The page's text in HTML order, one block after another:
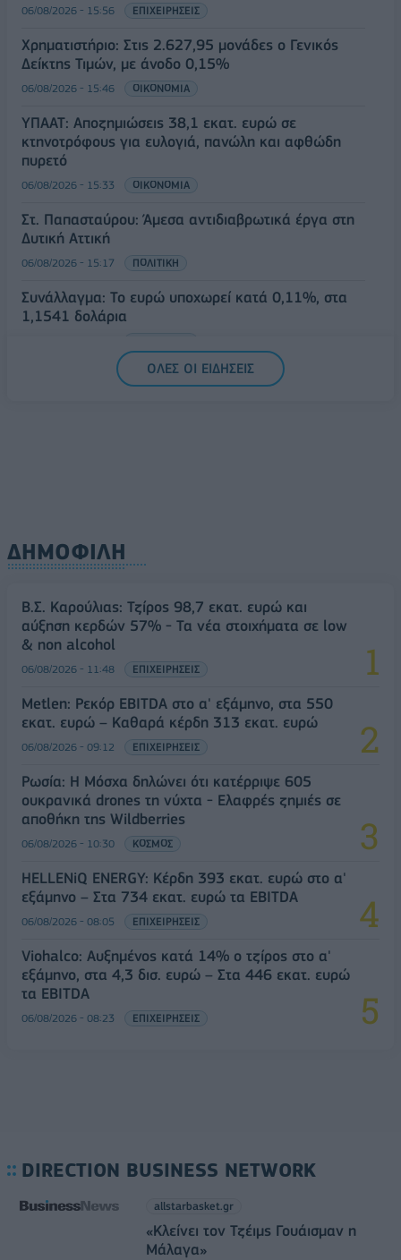
06/08/2026 - 15:56 ΕΠΙΧΕΙΡΗΣΕΙΣ
Χρηματιστήριο: Στις 2.627,95 μονάδες ο Γενικός
Δείκτης Τιμών, με άνοδο 0,15%
06/08/2026 - 15:46 ΟΙΚΟΝΟΜΙΑ
ΥΠΑΑΤ: Αποζημιώσεις 38,1 εκατ. ευρώ σε
κτηνοτρόφους για ευλογιά, πανώλη και αφθώδη
πυρετό
06/08/2026 - 15:33 ΟΙΚΟΝΟΜΙΑ
Στ. Παπασταύρου: Άμεσα αντιδιαβρωτικά έργα στη
Δυτική Αττική
06/08/2026 - 15:17 ΠΟΛΙΤΙΚΗ
Συνάλλαγμα: Το ευρώ υποχωρεί κατά 0,11%, στα
1,1541 δολάρια
ΟΛΕΣ ΟΙ ΕΙΔΗΣΕΙΣ
ΔΗΜΟΦΙΛΗ
Β.Σ. Καρούλιας: Τζίρος 98,7 εκατ. ευρώ και
αύξηση κερδών 57% - Τα νέα στοιχήματα σε low
& non alcohol
06/08/2026 - 11:48 ΕΠΙΧΕΙΡΗΣΕΙΣ
Metlen: Ρεκόρ EBITDA στο α' εξάμηνο, στα 550
εκατ. ευρώ – Καθαρά κέρδη 313 εκατ. ευρώ
06/08/2026 - 09:12 ΕΠΙΧΕΙΡΗΣΕΙΣ
Ρωσία: Η Μόσχα δηλώνει ότι κατέρριψε 605
ουκρανικά drones τη νύχτα - Ελαφρές ζημιές σε
αποθήκη της Wildberries
06/08/2026 - 10:30 ΚΟΣΜΟΣ
HELLENiQ ENERGY: Κέρδη 393 εκατ. ευρώ στο α'
εξάμηνο – Στα 734 εκατ. ευρώ τα EBITDA
06/08/2026 - 08:05 ΕΠΙΧΕΙΡΗΣΕΙΣ
Viohalco: Αυξημένος κατά 14% ο τζίρος στο α'
εξάμηνο, στα 4,3 δισ. ευρώ – Στα 446 εκατ. ευρώ
τα EBITDA
06/08/2026 - 08:23 ΕΠΙΧΕΙΡΗΣΕΙΣ
DIRECTION BUSINESS NETWORK
allstarbasket.gr
«Κλείνει τον Τζέιμς Γουάισμαν η
Μάλαγα»